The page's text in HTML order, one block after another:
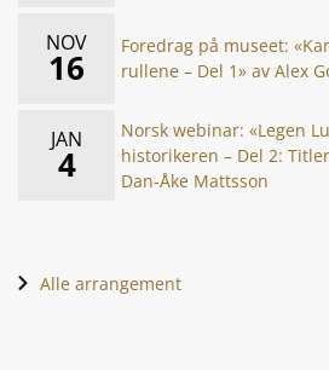
NOV
16
Foredrag på museet:
rullene – Del 1» av Alex
JAN
4
Norsk webinar: «Legen
historikeren – Del 2:
Dan-Åke Mattsson
Alle arrangement